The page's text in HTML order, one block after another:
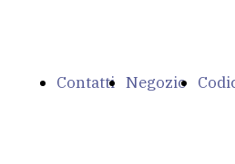
Contatti Negozio